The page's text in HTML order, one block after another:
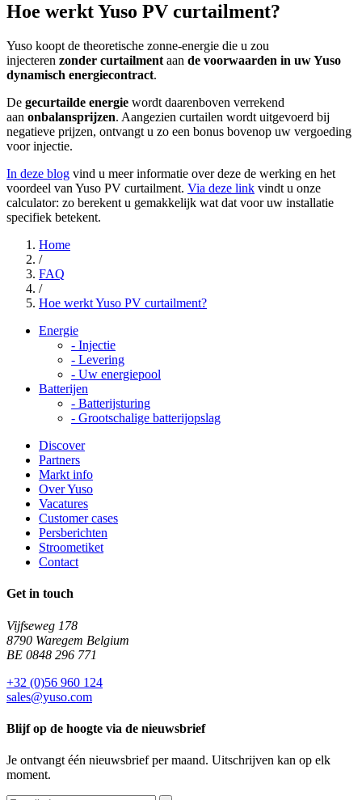
Hoe werkt Yuso PV curtailment?
Yuso koopt de theoretische zonne-energie die u zou
injecteren zonder curtailment aan de voorwaarden in uw Yuso
dynamisch energiecontract.
De gecurtailde energie wordt daarenboven verrekend
aan onbalansprijzen. Aangezien curtailen wordt uitgevoerd bij
negatieve prijzen, ontvangt u zo een bonus bovenop uw vergoeding
voor injectie.
In deze blog vind u meer informatie over deze de werking en het
voordeel van Yuso PV curtailment. Via deze link vindt u onze
calculator: zo berekent u gemakkelijk wat dat voor uw installatie
specifiek betekent.
Home
/
FAQ
/
Hoe werkt Yuso PV curtailment?
Energie
- Injectie
- Levering
- Uw energiepool
Batterijen
- Batterijsturing
- Grootschalige batterijopslag
Discover
Partners
Markt info
Over Yuso
Vacatures
Customer cases
Persberichten
Stroometiket
Contact
Get in touch
Vijfseweg 178
8790 Waregem Belgium
BE 0848 296 771
+32 (0)56 960 124
sales@yuso.com
Blijf op de hoogte via de nieuwsbrief
Je ontvangt één nieuwsbrief per maand. Uitschrijven kan op elk
moment.